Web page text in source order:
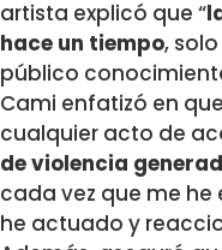
artista explicó que “
hace un tiempo,
público
Cami enfatizó en
cualquier acto de
de violencia
cada vez que me
he actuado y